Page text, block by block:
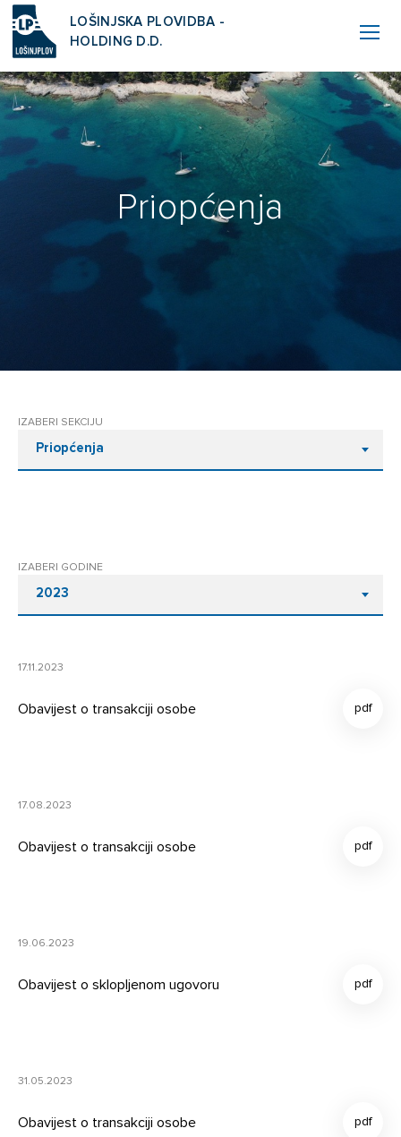
LOŠINJSKA PLOVIDBA -
HOLDING D.D.
Priopćenja
IZABERI SEKCIJU
Priopćenja
IZABERI GODINE
2023
17.11.2023
Obavijest o transakciji osobe
17.08.2023
Obavijest o transakciji osobe
19.06.2023
Obavijest o sklopljenom ugovoru
31.05.2023
Obavijest o transakciji osobe